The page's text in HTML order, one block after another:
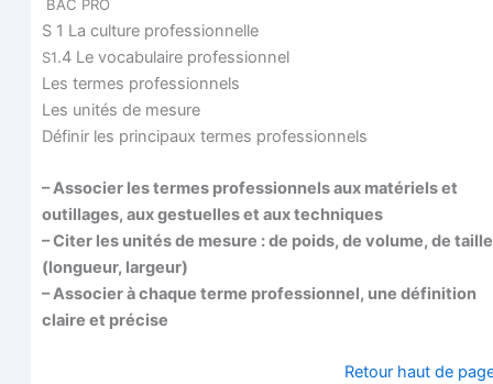
BAC PRO
S 1 La culture professionnelle
S1.4 Le voca­bu­laire professionnel
Les termes professionnels
Les uni­tés de mesure
Défi­nir les prin­ci­paux termes professionnels
– Asso­cier les termes pro­fes­sion­nels aux maté­riels et
outillages, aux ges­tuelles et aux techniques
– Citer les uni­tés de mesure : de poids, de volume, de taille
(lon­gueur, largeur)
– Asso­cier à chaque terme pro­fes­sion­nel, une défi­ni­tion
claire et précise
Retour haut de